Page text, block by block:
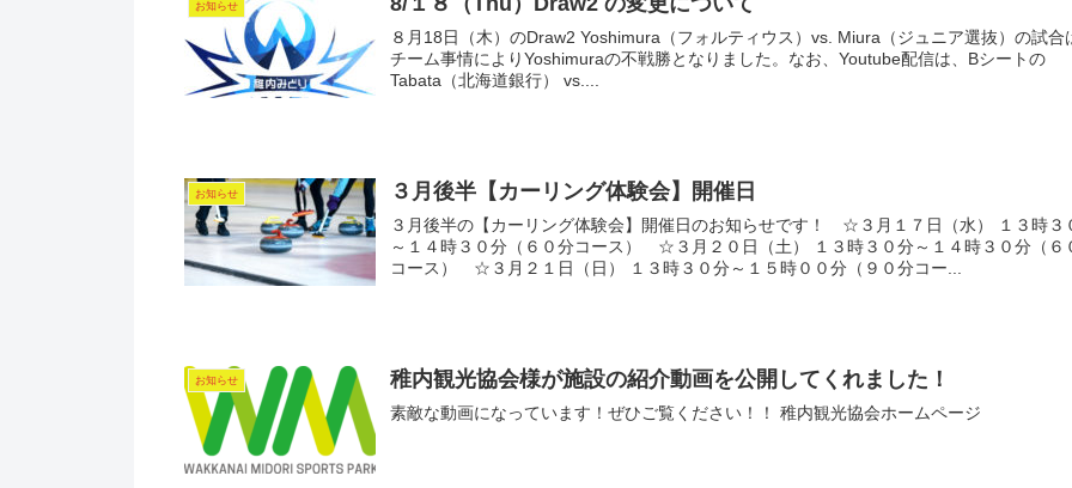
お知らせ
８月18日（木）のDraw2 Yoshimura（フォルティウス）vs. Miura（ジュニア選抜）の試合
チーム事情によりYoshimuraの不戦勝となりました。なお、Youtube配信は、Bシートの
Tabata（北海道銀行） vs....
お知らせ ３月後半【カーリング体験会】開催日
３月後半の【カーリング体験会】開催日のお知らせです！ ☆３月１７日（水） １３時３
～１４時３０分（６０分コース） ☆３月２０日（土） １３時３０分～１４時３０分（６
コース） ☆３月２１日（日） １３時３０分～１５時００分（９０分コー...
お知らせ 稚内観光協会様が施設の紹介動画を公開してくれました！
素敵な動画になっています！ぜひご覧ください！！ 稚内観光協会ホームページ